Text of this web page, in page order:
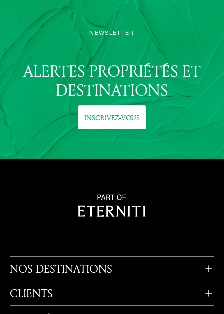
NEWSLETTER
ALERTES PROPRIÉTÉS ET
DESTINATIONS
INSCRIVEZ-VOUS
NOS DESTINATIONS
CLIENTS